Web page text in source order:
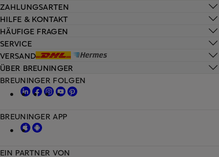
HILFE & KONTAKT
HÄUFIGE FRAGEN
SERVICE
VERSAND
ZAHLUNGSARTEN
ÜBER BREUNINGER
EIN PARTNER VON
BREUNINGER FOLGEN
BREUNINGER APP